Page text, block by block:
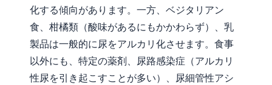
化する傾向があります。一方、ベジタリアン
食、柑橘類（酸味があるにもかかわらず）、乳
製品は一般的に尿をアルカリ化させます。食事
以外にも、特定の薬剤、尿路感染症（アルカリ
性尿を引き起こすことが多い）、尿細管性アシ